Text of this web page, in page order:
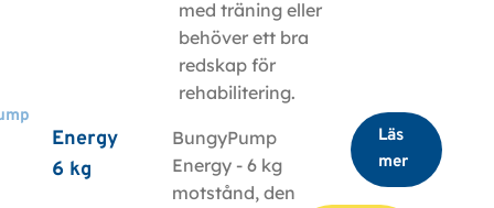
med träning eller
behöver ett bra
redskap för
rehabilitering.
Energy
6 kg
BungyPump
Energy - 6 kg
motstånd, den
Läs
mer